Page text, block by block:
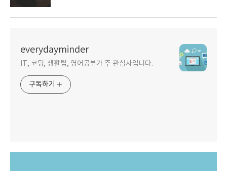
everydayminder
IT, 코딩, 생활팁, 영어공부가 주 관심사입니다.
구독하기